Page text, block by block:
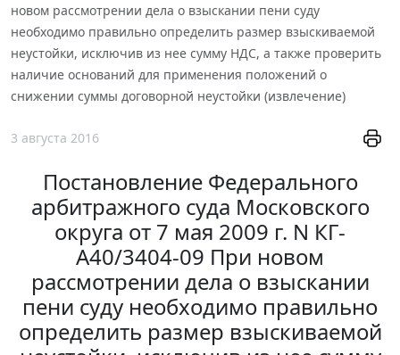
новом рассмотрении дела о взыскании пени суду
необходимо правильно определить размер взыскиваемой
неустойки, исключив из нее сумму НДС, а также проверить
наличие оснований для применения положений о
снижении суммы договорной неустойки (извлечение)
3 августа 2016
Постановление Федерального
арбитражного суда Московского
округа от 7 мая 2009 г. N КГ-
А40/3404-09 При новом
рассмотрении дела о взыскании
пени суду необходимо правильно
определить размер взыскиваемой